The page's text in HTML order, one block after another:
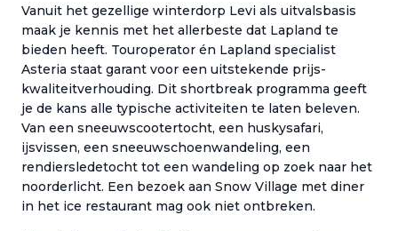
Vanuit het gezellige winterdorp Levi als uitvalsbasis
maak je kennis met het allerbeste dat Lapland te
bieden heeft. Touroperator én Lapland specialist
Asteria staat garant voor een uitstekende prijs-
kwaliteitverhouding. Dit shortbreak programma geeft
je de kans alle typische activiteiten te laten beleven.
Van een sneeuwscootertocht, een huskysafari,
ijsvissen, een sneeuwschoenwandeling, een
rendiersledetocht tot een wandeling op zoek naar het
noorderlicht. Een bezoek aan Snow Village met diner
in het ice restaurant mag ook niet ontbreken.